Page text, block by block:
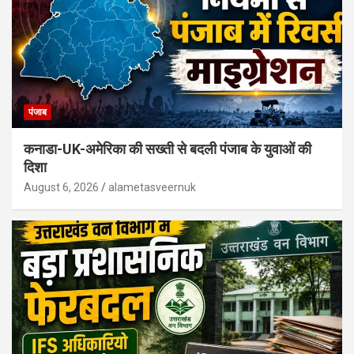
पंजाब
कनाडा-UK-अमेरिका की सख्ती से बदली पंजाब के युवाओं की
दिशा
August 6, 2026 alametasveernuk